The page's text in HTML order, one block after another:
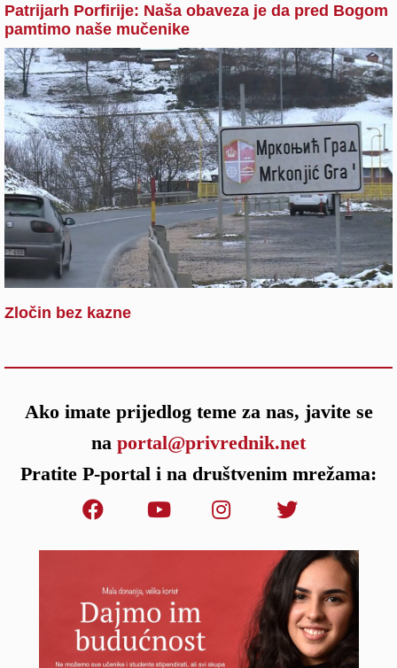
Patrijarh Porfirije: Naša obaveza je da pred Bogom
pamtimo naše mučenike
Zločin bez kazne
Ako imate prijedlog teme za nas, javite se
na portal@privrednik.net
Pratite P-portal i na društvenim mrežama: